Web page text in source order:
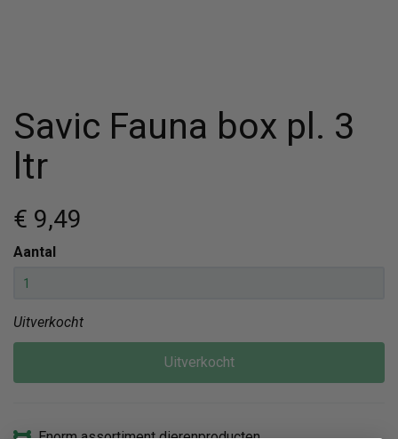
Savic Fauna box pl. 3
ltr
€ 9,49
Aantal
Uitverkocht
Uitverkocht